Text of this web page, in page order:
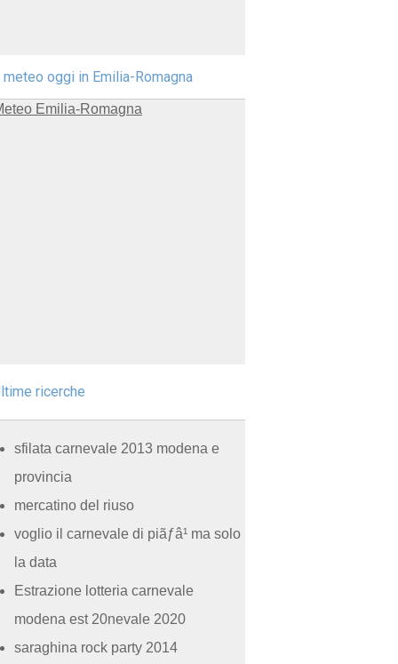
meteo oggi in Emilia-Romagna
ricerche
sfilata carnevale 2013 modena e
provincia
mercatino del riuso
voglio il carnevale di piãƒâ¹ ma solo
la data
Estrazione lotteria carnevale
modena est 20nevale 2020
saraghina rock party 2014